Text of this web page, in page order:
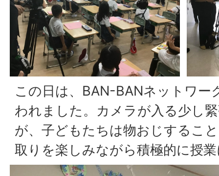
この日は、BAN-BANネットワー
われました。カメラが入る少し
が、子どもたちは物おじするこ
取りを楽しみながら積極的に授